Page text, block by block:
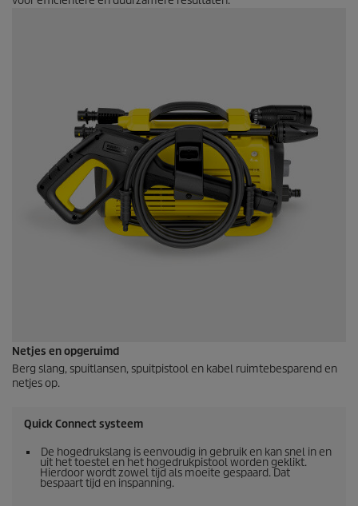
Netjes en opgeruimd
Berg slang, spuitlansen, spuitpistool en kabel ruimtebesparend en
netjes op.
Quick Connect systeem
De hogedrukslang is eenvoudig in gebruik en kan snel in en
uit het toestel en het hogedrukpistool worden geklikt.
Hierdoor wordt zowel tijd als moeite gespaard. Dat
bespaart tijd en inspanning.